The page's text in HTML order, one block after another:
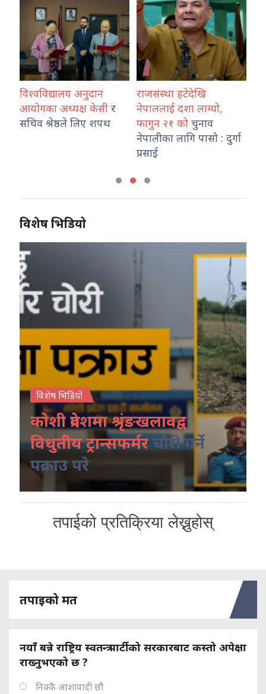
विश्वविद्यालय अनुदान
आयोगका अध्यक्ष केसी र
सचिव श्रेष्ठले लिए शपथ
राजसंस्था हटेदेखि
नेपाललाई दशा लाग्यो,
फागुन २१ को चुनाव
नेपालीका लागि पासो : दुर्गा
प्रसाई
विशेष भिडियो
विशेष भिडियो
कोशी प्रदेशमा श्रृंङखलावद्व
विधुतीय ट्रान्सफर्मरचोरी गर्ने
पक्राउ परे
तपाईको प्रतिक्रिया लेख्नुहोस्
तपाइको मत
नयाँ बन्ने राष्ट्रिय स्वतन्त्र पार्टीको सरकारबाट कस्तो अपेक्षा
राख्नुभएको छ ?
निक्कै आशावादी छौ